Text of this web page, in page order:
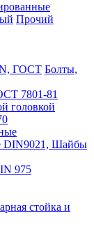
Прочий
Болты,
7801-81
головкой
DIN9021, Шайбы
975
стойка и